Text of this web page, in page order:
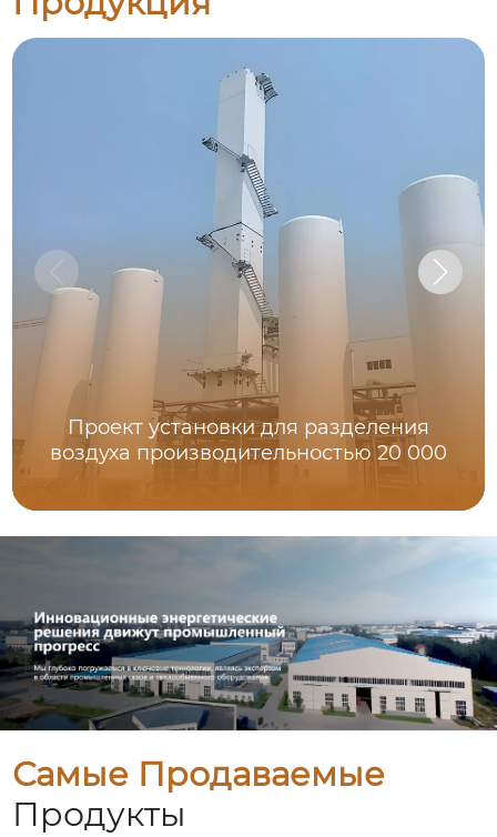
Проект установки для разделения
воздуха производительностью 20 000
Самые Продаваемые
Продукты